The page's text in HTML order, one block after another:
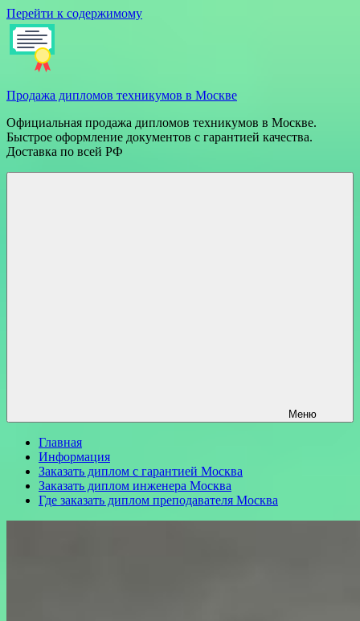
Перейти к содержимому
Продажа дипломов техникумов в Москве
Официальная продажа дипломов техникумов в Москве.
Быстрое оформление документов с гарантией качества.
Доставка по всей РФ
Меню
Главная
Информация
Заказать диплом с гарантией Москва
Заказать диплом инженера Москва
Где заказать диплом преподавателя Москва